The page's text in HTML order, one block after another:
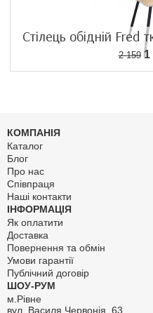
Стілець обідній
2 1591
КОМПАНІЯ
Каталог
Блог
Про нас
Співпраця
Наші контакти
ІНФОРМАЦІЯ
Як оплатити
Доставка
Повернення та обмін
Умови гарантії
Публічний договір
ШОУ-РУМ
м.Рівне
вул. Василя Червонія, 63